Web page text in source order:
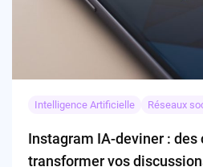
Intelligence Artificielle Réseaux
Instagram IA-deviner : des
transformer vos